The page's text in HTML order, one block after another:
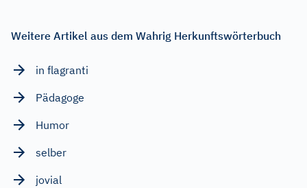
Weitere Artikel aus dem Wahrig Herkunftswörterbuch
in flagranti
Pädagoge
Humor
selber
jovial